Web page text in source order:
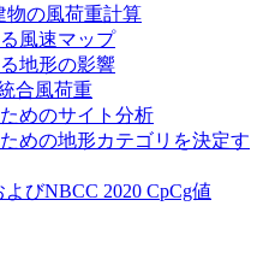
物の風荷重計算
風速マップ
地形の影響
合風荷重
めのサイト分析
めの地形カテゴリを決定す
びNBCC 2020 CpCg値